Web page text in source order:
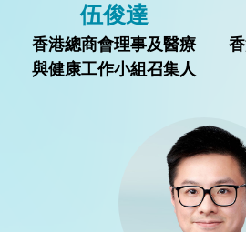
伍俊達
香港總商會理事及醫療
與健康工作小組召集人